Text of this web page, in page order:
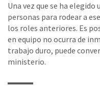
Una vez que se ha elegido
personas para rodear a
los roles anteriores. Es
en equipo no ocurra de
trabajo duro, puede
ministerio.